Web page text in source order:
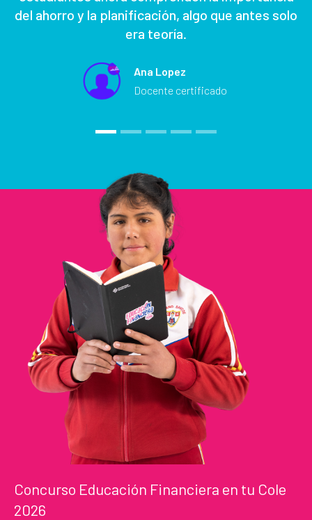
del ahorro y la planificación, algo que antes solo
era teoría.
Ana Lopez
Docente certificado
Concurso Educación Financiera en tu Cole
2026